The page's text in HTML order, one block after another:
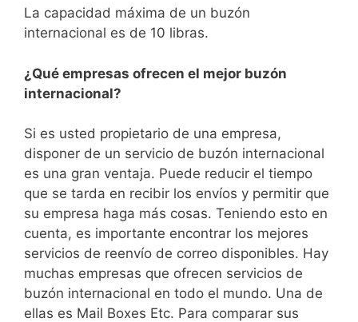
La capacidad máxima de un buzón
internacional es de 10 libras.
¿Qué empresas ofrecen el mejor buzón
internacional?
Si es usted propietario de una empresa,
disponer de un servicio de buzón internacional
es una gran ventaja. Puede reducir el tiempo
que se tarda en recibir los envíos y permitir que
su empresa haga más cosas. Teniendo esto en
cuenta, es importante encontrar los mejores
servicios de reenvío de correo disponibles. Hay
muchas empresas que ofrecen servicios de
buzón internacional en todo el mundo. Una de
ellas es Mail Boxes Etc. Para comparar sus